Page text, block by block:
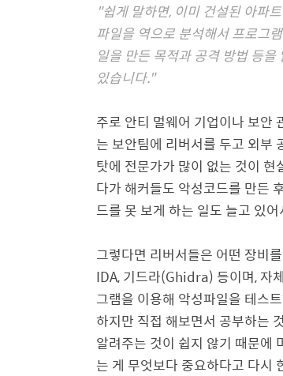
"쉽게 말하면, 이미 건설된 아파
파일을 역으로 분석해서 프로그
일을 만든 목적과 공격 방법 등
있습니다."
주로 안티 멀웨어 기업이나 보안
는 보안팀에 리버서를 두고 외부
탓에 전문가가 많이 없는 것이
다가 해커들도 악성코드를 만든
드를 못 보게 하는 일도 늘고 있
그렇다면 리버서들은 어떤 장비
IDA, 기드라(Ghidra) 등이며, 자
그램을 이용해 악성파일을 테스
하지만 직접 해보면서 공부하는
알려주는 것이 쉽지 않기 때문에
는 게 무엇보다 중요하다고 다시